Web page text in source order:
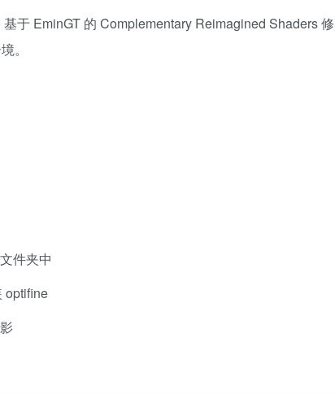
于 EminGT 的 Complementary Reimagined Shaders 修
。
件夹中
optifine